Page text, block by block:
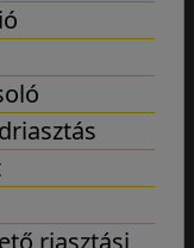
riasztási